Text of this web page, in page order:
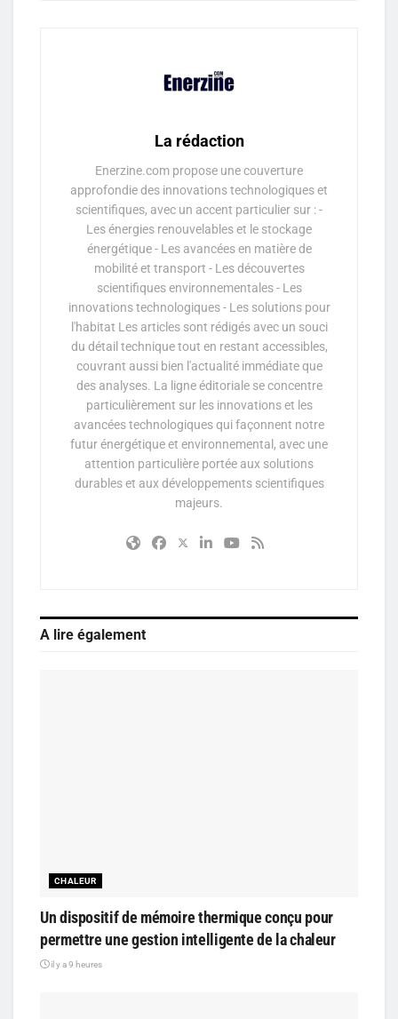
La rédaction
Enerzine.com propose une couverture
approfondie des innovations technologiques et
scientifiques, avec un accent particulier sur : -
Les énergies renouvelables et le stockage
énergétique - Les avancées en matière de
mobilité et transport - Les découvertes
scientifiques environnementales - Les
innovations technologiques - Les solutions pour
l'habitat Les articles sont rédigés avec un souci
du détail technique tout en restant accessibles,
couvrant aussi bien l'actualité immédiate que
des analyses. La ligne éditoriale se concentre
particulièrement sur les innovations et les
avancées technologiques qui façonnent notre
futur énergétique et environnemental, avec une
attention particulière portée aux solutions
durables et aux développements scientifiques
majeurs.
A lire également
CHALEUR
Un dispositif de mémoire thermique conçu pour
permettre une gestion intelligente de la chaleur
il y a 9 heures